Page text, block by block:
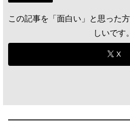
この記事を「面白い」と思った
しいです。
X